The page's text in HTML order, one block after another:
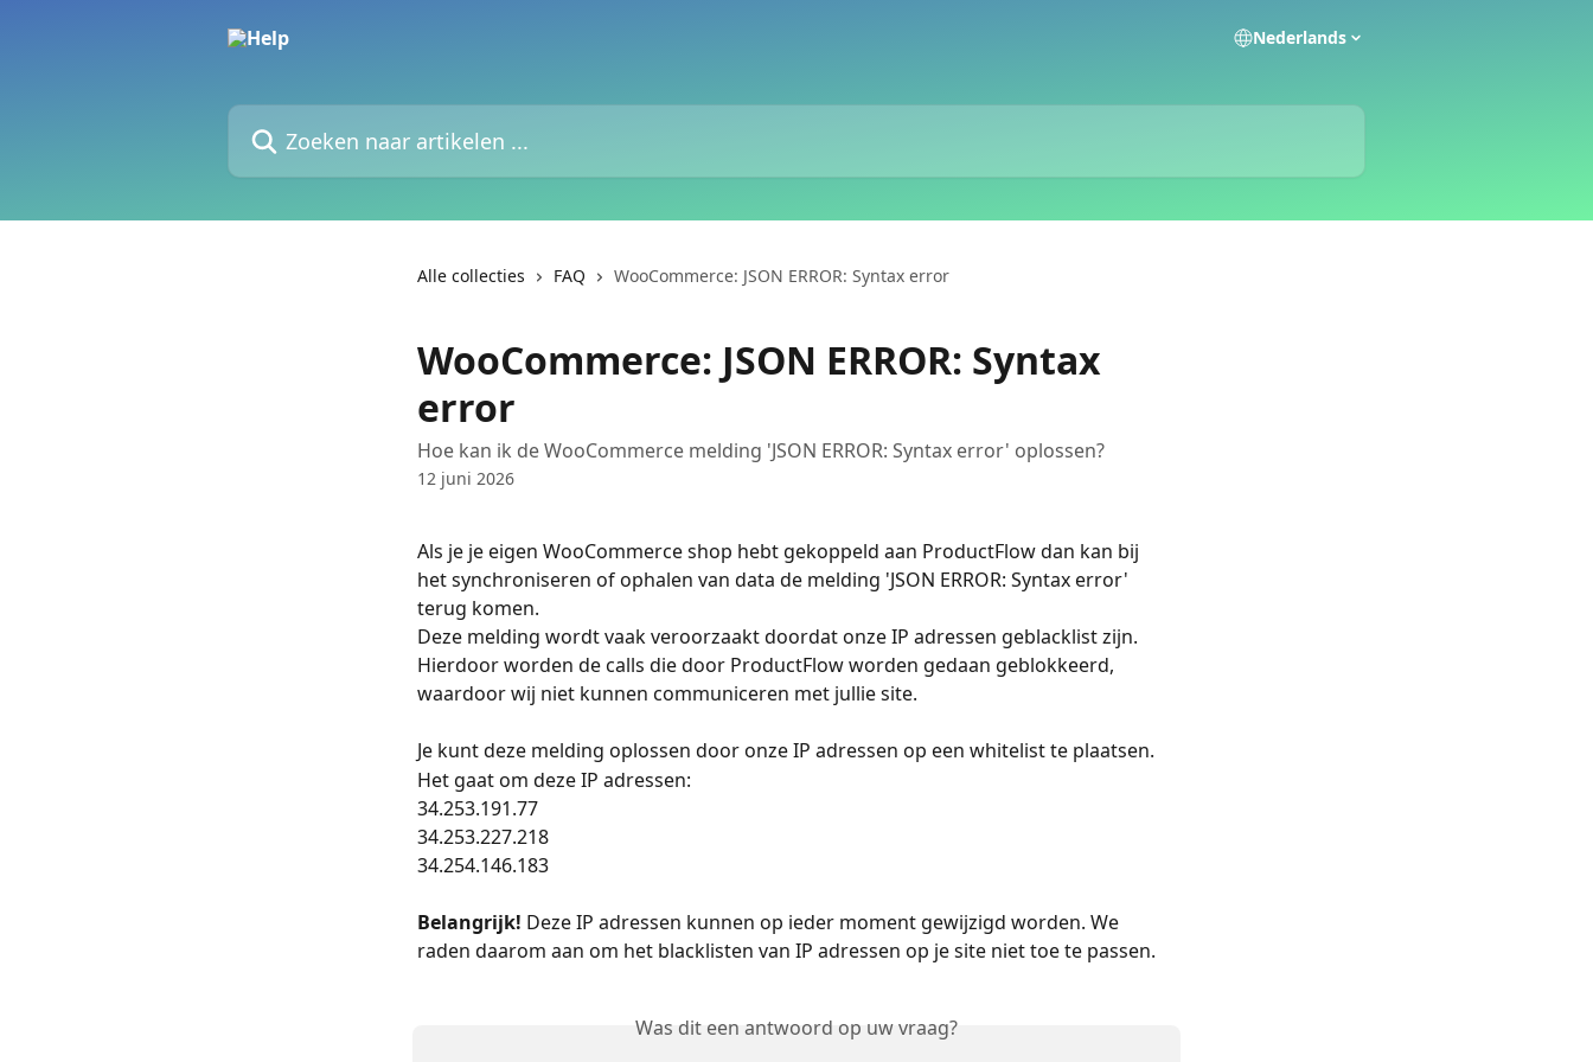
Nederlands
Zoeken naar artikelen ...
Alle collecties FAQ WooCommerce: JSON ERROR: Syntax error
WooCommerce: JSON ERROR: Syntax
error
Hoe kan ik de WooCommerce melding 'JSON ERROR: Syntax error' oplossen?
12 juni 2026
Als je je eigen WooCommerce shop hebt gekoppeld aan ProductFlow dan kan bij
het synchroniseren of ophalen van data de melding 'JSON ERROR: Syntax error'
terug komen.
Deze melding wordt vaak veroorzaakt doordat onze IP adressen geblacklist zijn.
Hierdoor worden de calls die door ProductFlow worden gedaan geblokkeerd,
waardoor wij niet kunnen communiceren met jullie site.
Je kunt deze melding oplossen door onze IP adressen op een whitelist te plaatsen.
Het gaat om deze IP adressen:
34.253.191.77
34.253.227.218
34.254.146.183
Belangrijk! Deze IP adressen kunnen op ieder moment gewijzigd worden. We
raden daarom aan om het blacklisten van IP adressen op je site niet toe te passen.
Was dit een antwoord op uw vraag?